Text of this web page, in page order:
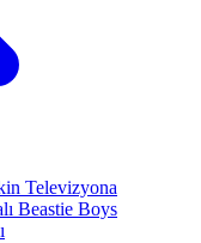
Televizyona
Beastie Boys